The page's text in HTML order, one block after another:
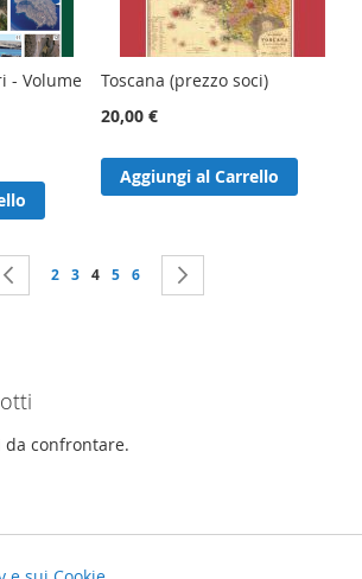
- Volume
Toscana (prezzo soci)
20,00 €
Aggiungi al Carrello
Pagina
Precedente
Pagina
2 Pagina
3 Attualmente stai leggendo la pagina
4 Pagina
5 Pagina
6
da confrontare.